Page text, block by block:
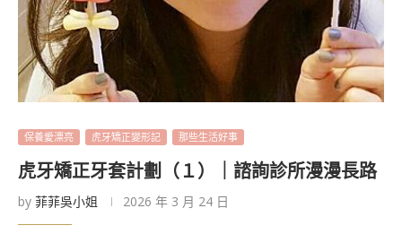
保養愛漂亮 虎牙矯正變形記 那些生活好事
虎牙矯正牙套計劃（１）｜諮詢診所漫漫長路
by 菲菲吳小姐 2026 年 3 月 24 日